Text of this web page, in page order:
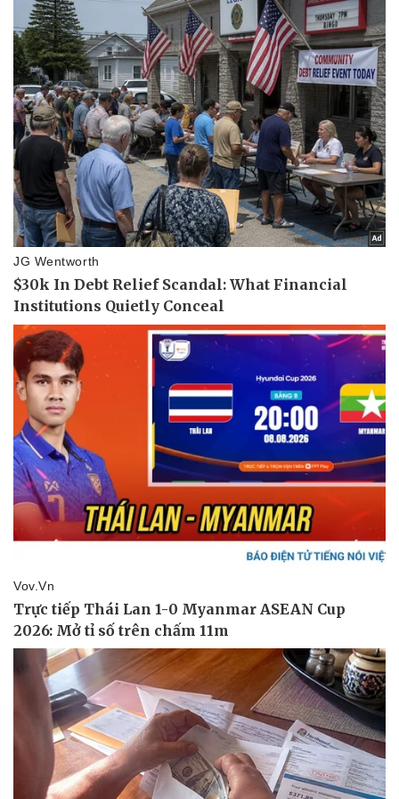
Doanh nghiệp
Thông tin doanh nghiệp
Doanh nghiệp 24h
Doanh nhân
Vì cộng đồng
Công nghệ
Sành điệu
Trải nghiệm
Chuyển đổi số